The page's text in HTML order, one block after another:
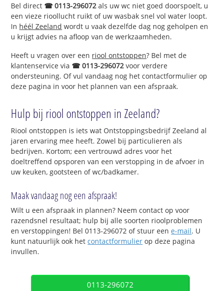
Bel direct ☎ 0113-296072 als uw wc niet goed doorspoelt, u
een vieze rioollucht ruikt of uw wasbak snel vol water loopt.
In héél Zeeland wordt u vaak dezelfde dag nog geholpen en
u krijgt advies na afloop van de werkzaamheden.
Heeft u vragen over een riool ontstoppen? Bel met de
klantenservice via ☎ 0113-296072 voor verdere
ondersteuning. Of vul vandaag nog het contactformulier op
deze pagina in voor het plannen van een afspraak.
Hulp bij riool ontstoppen in Zeeland?
Riool ontstoppen is iets wat Ontstoppingsbedrijf Zeeland al
jaren ervaring mee heeft. Zowel bij particulieren als
bedrijven. Kortom; een vertrouwd adres voor het
doeltreffend opsporen van een verstopping in de afvoer in
uw keuken, gootsteen of wc/badkamer.
Maak vandaag nog een afspraak!
Wilt u een afspraak in plannen? Neem contact op voor
razendsnel resultaat; hulp bij alle soorten rioolproblemen
en verstoppingen! Bel 0113-296072 of stuur eene-mail. U
kunt natuurlijk ook hetcontactformulier op deze pagina
invullen.
0113-296072